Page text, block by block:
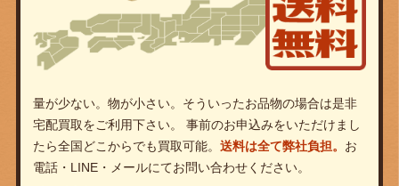
量が少ない。物が小さい。そういったお品物の場合は是非
宅配買取をご利用下さい。 事前のお申込みをいただけまし
たら全国どこからでも買取可能。 送料は全て弊社負担。 お
電話・LINE・メールにてお問い合わせください。